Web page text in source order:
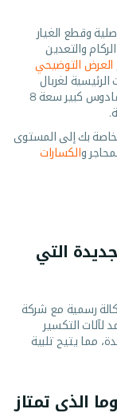
وقطع الغيار
والتعدين
العرض التوضيحي
الرئيسية لغربال
، مثل اربع أحزمة ناقلة للتكديس وقادوس كبير سعة 8
بك إلى المستوى
والكسارات
التي
رسمية مع شركة
لآلات التكسير
مما يتيح تلبية
الذي تمتاز